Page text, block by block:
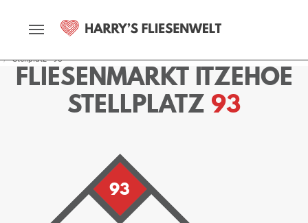
Stellplatz - 93
FLIESENMARKT ITZEHOE
STELLPLATZ 93
93